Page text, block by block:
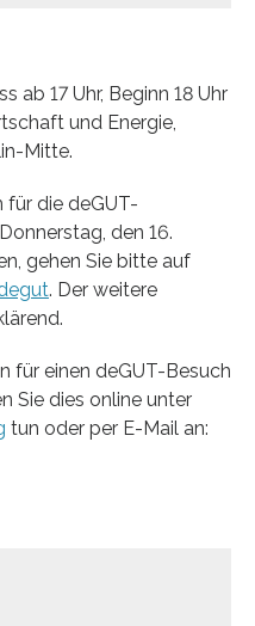
ab 17 Uhr, Beginn 18 Uhr
und Energie,
Mitte.
für die deGUT-
den 16.
gehen Sie bitte auf
. Der weitere
für einen deGUT-Besuch
Sie dies online unter
tun oder per E-Mail an: